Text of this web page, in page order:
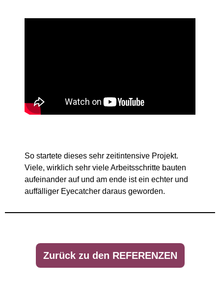
So startete dieses sehr zeitintensive Projekt.
Viele, wirklich sehr viele Arbeitsschritte bauten
aufeinander auf und am ende ist ein echter und
auffälliger Eyecatcher daraus geworden.
Zurück zu den REFERENZEN